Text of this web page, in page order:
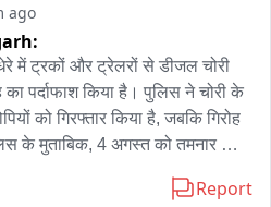
પ્રવાસીઓને પરિવાર સાથે
ડાંગ )
એસોસિયસન )
ago
में ट्रकों और ट्रेलरों से डीजल चोरी
पर्दाफाश किया है। पुलिस ने चोरी के
को गिरफ्तार किया है, जबकि गिरोह
के मुताबिक, 4 अगस्त को तमनार
पुलिस ने ग्राम भालूमुड़ा निवासी
Report